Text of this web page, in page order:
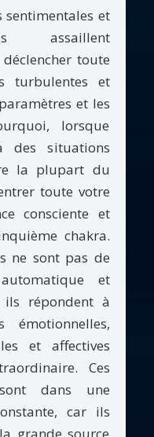
sentimentales et
assaillent
toute
turbulentes et
et les
lorsque
des situations
la plupart du
toute votre
consciente et
chakra.
ne sont pas de
et
répondent à
et affectives
Ces
dans une
car ils